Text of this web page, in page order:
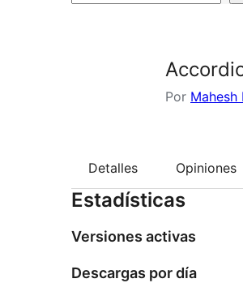
Por Mahesh
Detalles Opiniones
Estadísticas
Versiones activas
Descargas por día